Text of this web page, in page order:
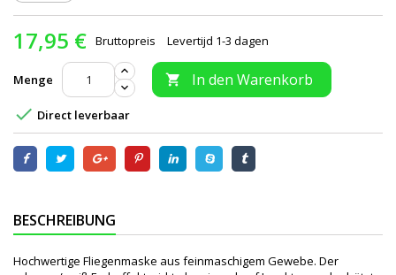
17,95 € Bruttopreis Levertijd 1-3 dagen
Menge  In den Warenkorb
 Direct leverbaar
BESCHREIBUNG
Hochwertige Fliegenmaske aus feinmaschigem Gewebe. Der